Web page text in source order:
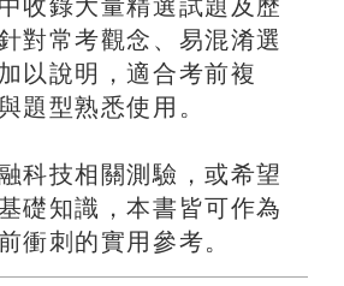
收錄大量精選試題及歷
對常考觀念、易混淆選
以說明，適合考前複
題型熟悉使用。
科技相關測驗，或希望
礎知識，本書皆可作為
衝刺的實用參考。